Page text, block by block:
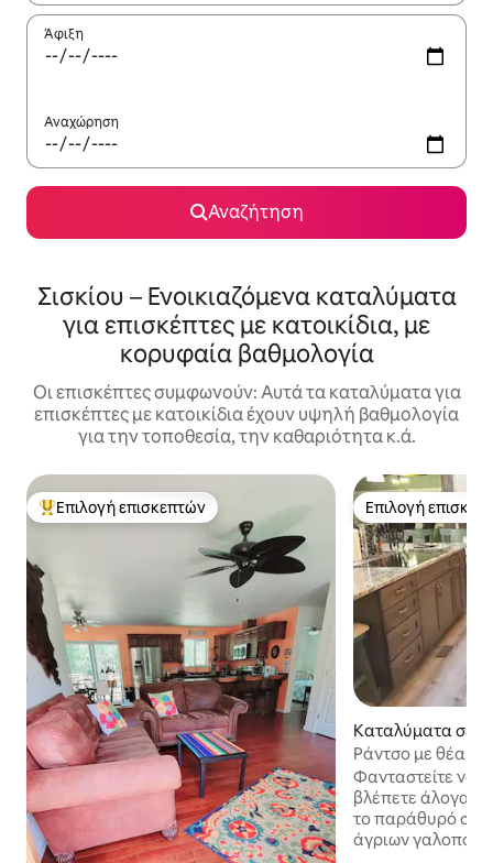
Άφιξη
Αναχώρηση
Αναζήτηση
Σισκίου – Ενοικιαζόμενα καταλύματα
για επισκέπτες με κατοικίδια, με
κορυφαία βαθμολογία
Οι επισκέπτες συμφωνούν: Αυτά τα καταλύματα για
επισκέπτες με κατοικίδια έχουν υψηλή βαθμολογία
για την τοποθεσία, την καθαριότητα κ.ά.
Κορυφαία επιλογή επισκεπτών
Επιλογή επισκεπτών Επιλογή
Επιλογή
Καταλύματα σε
ην πόλη Yreka
Ράντσο με θέα
Φανταστείτε να
βλέπετε άλογα
το παράθυρό
άγριων